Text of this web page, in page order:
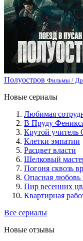
Полуостров Фильмы /
Новые сериалы
Любимая
В Пруду
Крутой учитель
Клетки эмпатии
Расцвет власти
Шелковый
Погоня сквозь
Опасная любовь
Пир весенних
Квартирная
Все сериалы
Новые отзывы